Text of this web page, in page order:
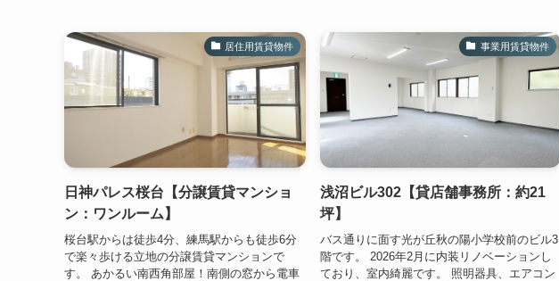
居住用賃貸物件
日神パレス桜台【分譲賃貸マンショ
ン：ワンルーム】
桜台駅からは徒歩4分、練馬駅からも徒歩6分
で楽々歩ける立地の分譲賃貸マンションで
す。 あかるい南西角部屋！南側の窓から電車
事業用賃貸物件
浅沼ビル302【貸店舗事務所：約21
坪】
バス通りに面す光が丘秋の陽小学校前のビル3
階です。 2026年2月に内装リノベーションし
ており、室内綺麗です。 照明器具、エアコン